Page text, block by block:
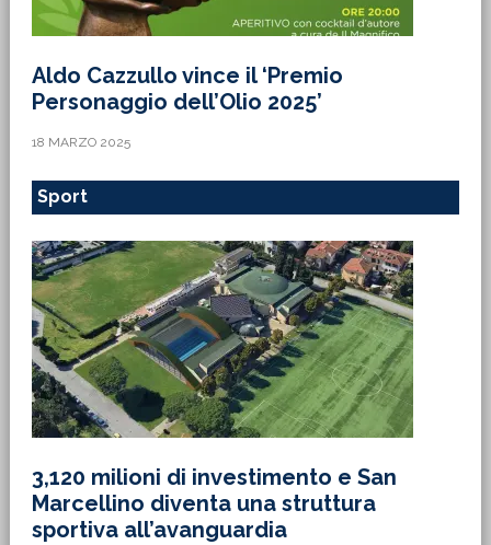
Aldo Cazzullo vince il ‘Premio
Personaggio dell’Olio 2025’
18 MARZO 2025
Sport
3,120 milioni di investimento e San
Marcellino diventa una struttura
sportiva all’avanguardia